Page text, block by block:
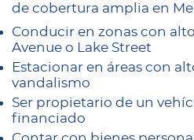
de cobertura amplia en
Conducir en zonas con
Avenue o Lake Street
Estacionar en áreas con
vandalismo
Ser propietario de un
financiado